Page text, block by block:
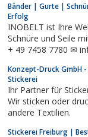
Bänder | Gurte |
Erfolg
INOBELT ist Ihre
Schnüre und Seile
+ 49 7458 7780 ✉
Konzept-Druck GmbH
Stickerei
Ihr Partner für
Wir sticken oder drucken
andere Textilien.
Stickerei Freiburg |